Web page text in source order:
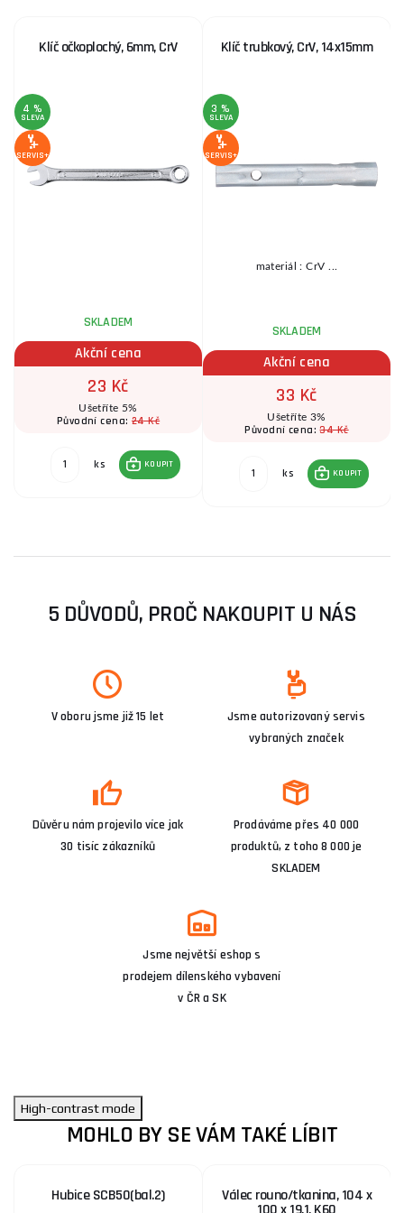
Klíč očkoplochý, 6mm, CrV
4 %
SLEVA
SERVIS+
SKLADEM
Akční cena
23 Kč
Ušetříte 5%
Původní cena: 24 Kč
ks KOUPIT
Klíč trubkový, CrV, 14x15mm
3 %
SLEVA
SERVIS+
materiál : CrV ...
SKLADEM
Akční cena
33 Kč
Ušetříte 3%
Původní cena:34 Kč
ks KOUPIT
5 DŮVODŮ, PROČ NAKOUPIT U NÁS
V oboru jsme již 15 let
Jsme autorizovaný servis
vybraných značek
Důvěru nám projevilo více jak
30 tisíc zákazníků
Prodáváme přes 40 000
produktů, z toho 8 000 je
SKLADEM
Jsme největší eshop s
prodejem dílenského vybavení
v ČR a SK
High-contrast mode
MOHLO BY SE VÁM TAKÉ LÍBIT
Hubice SCB50(bal.2) Válec rouno/tkanina, 104 x